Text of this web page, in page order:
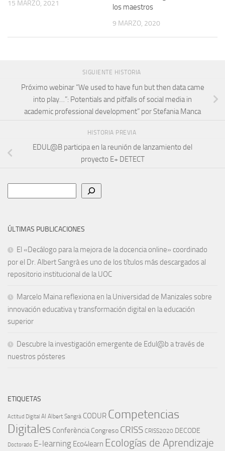
15 MARZO, 2021
los maestros
9 MARZO, 2020
SIGUIENTE HISTORIA
Próximo webinar “We used to have fun but then data came
into play…”: Potentials and pitfalls of social media in
academic professional development” por Stefania Manca
HISTORIA PREVIA
EDUL@B participa en la reunión de lanzamiento del
proyecto E+ DETECT
ÚLTIMAS PUBLICACIONES
El «Decálogo para la mejora de la docencia online» coordinado
por el Dr. Albert Sangrà es uno de los títulos más descargados al
repositorio institucional de la UOC
Marcelo Maina reflexiona en la Universidad de Manizales sobre
innovación educativa y transformación digital en la educación
superior
Descubre la investigación emergente de Edul@b a través de
nuestros pósteres
ETIQUETAS
Actitud Digital AI Albert Sangrà CODUR Competencias
Digitales Conferència Congreso CRISS CRISS2020 DECODE
Doctorado E-learning Eco4learn Ecologías de Aprendizaje